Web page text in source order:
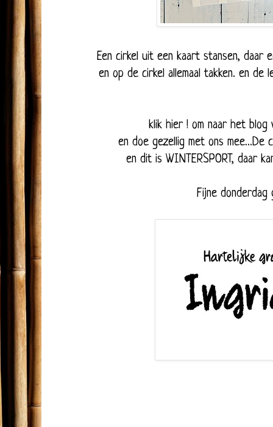
Een cirkel uit een kaart stansen, daar
en op de cirkel allemaal takken. en de
klik hier ! om naar het blog
en doe gezellig met ons
en dit is WINTERSPORT, daar
Fijne